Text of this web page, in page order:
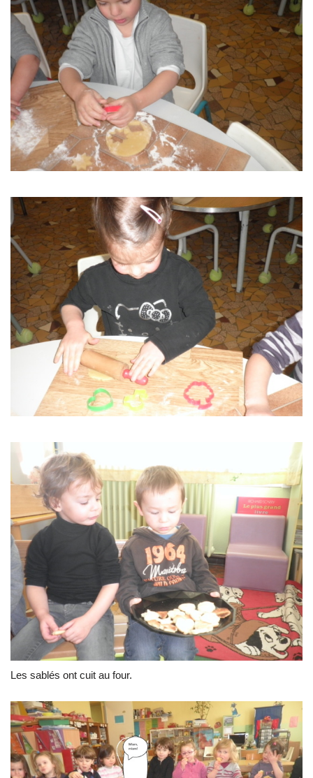
Les sablés ont cuit au four.